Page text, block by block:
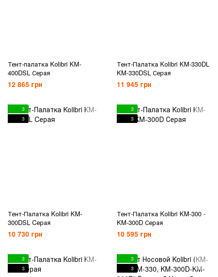
Тент-палатка Kolibri KM-
400DSL Серая
12 865 грн
Тент-Палатка Kolibri KM-330DL
KM-330DSL Серая
11 945 грн
3
3
Тент-Палатка Kolibri KM-
300DSL Cерая
10 730 грн
3
3
Тент-Палатка Kolibri KM-300 -
KM-300D Серая
10 595 грн
3
3
3
3